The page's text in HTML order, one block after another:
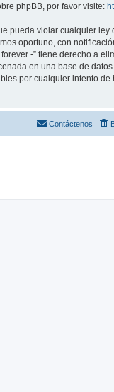
phpBB, por favor visite:
pueda violar cualquier ley
oportuno, con
-” tiene derecho a
en una base de
por cualquier intento
Contáctenos